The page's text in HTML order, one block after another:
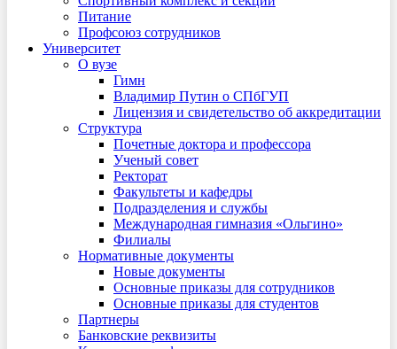
Питание
Профсоюз сотрудников
Университет
О вузе
Гимн
Владимир Путин о СПбГУП
Лицензия и свидетельство об аккредитации
Структура
Почетные доктора и профессора
Ученый совет
Ректорат
Факультеты и кафедры
Подразделения и службы
Международная гимназия «Ольгино»
Филиалы
Нормативные документы
Новые документы
Основные приказы для сотрудников
Основные приказы для студентов
Партнеры
Банковские реквизиты